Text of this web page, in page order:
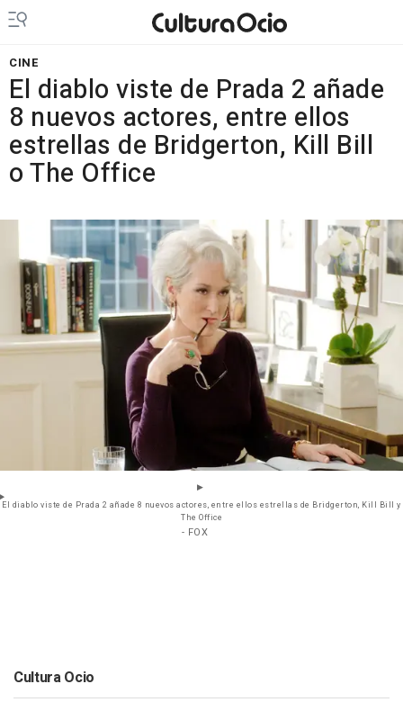
CINE
El diablo viste de Prada 2 añade
8 nuevos actores, entre ellos
estrellas de Bridgerton, Kill Bill
o The Office
El diablo viste de Prada 2 añade 8 nuevos actores, entre ellos estrellas de Bridgerton, Kill Bill y
The Office
- FOX
Cultura Ocio